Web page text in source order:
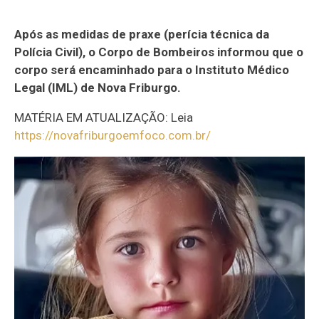
Após as medidas de praxe (perícia técnica da
Polícia Civil), o Corpo de Bombeiros informou que o
corpo será encaminhado para o Instituto Médico
Legal (IML) de Nova Friburgo.
MATÉRIA EM ATUALIZAÇÃO: Leia
https://novafriburgoemfoco.com.br/